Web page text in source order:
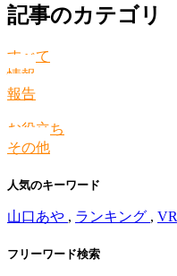
記事のカテゴリ
すべて
情報
報告
お役立ち
その他
人気のキーワード
山口あや , ランキング , VR
フリーワード検索